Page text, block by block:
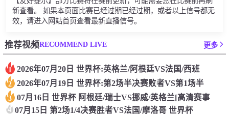
新查看。 如果本页面比赛已经过期已经过期，或者以上信号都无
效，请进入网站首页查看最新直播信号。
推荐视频RECOMMEND LIVE 更多
1 2026年07月20日 世界杯:英格兰/阿根廷VS法国/西班
2 2026年07月19日 世界杯:第2场半决赛败者VS第1场半
3 07月16日 世界杯 阿根廷/瑞士VS挪威/英格兰[高清赛事
4 07月15日 第2场1/4决赛胜者VS法国/摩洛哥 世界杯